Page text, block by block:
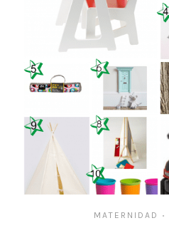
MATERNIDAD •